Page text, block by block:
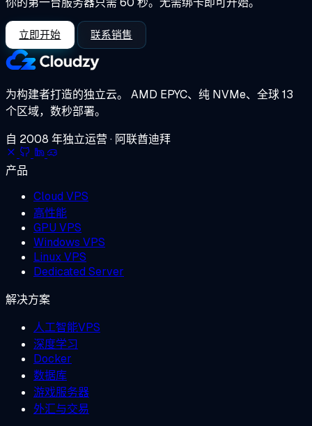
立即开始 联系销售
为构建者打造的独立云。 AMD EPYC、纯 NVMe、全球 13
个区域，数秒部署。
自 2008 年独立运营 · 阿联酋迪拜
产品
Cloud VPS
高性能
GPU VPS
Windows VPS
Linux VPS
Dedicated Server
解决方案
人工智能VPS
深度学习
Docker
数据库
游戏服务器
外汇与交易